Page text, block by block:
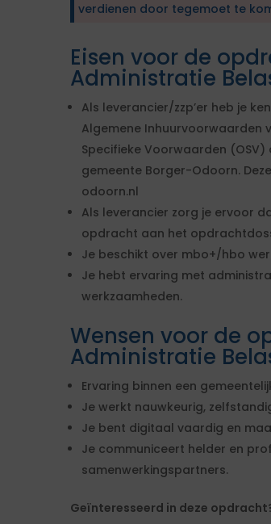
verdienen door tegemoet te
Eisen voor de
Administratie
Als leverancier/zzp’er heb je
Algemene Inhuurvoorwaarden
Specifieke Voorwaarden
gemeente Borger-Odoorn.
odoorn.nl
Als leverancier zorg je ervoor
opdracht aan het
Je beschikt over mbo+/hbo
Je hebt ervaring met
werkzaamheden.
Wensen voor de
Administratie
Ervaring binnen een
Je werkt nauwkeurig,
Je bent digitaal vaardig en
Je communiceert helder en
samenwerkingspartners.
Geïnteresseerd in deze